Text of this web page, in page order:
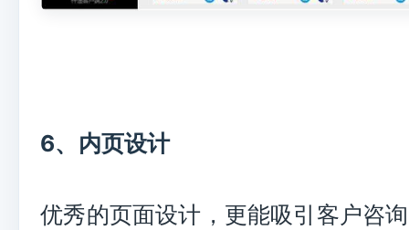
6、内页设计
优秀的页面设计，更能吸引客户咨